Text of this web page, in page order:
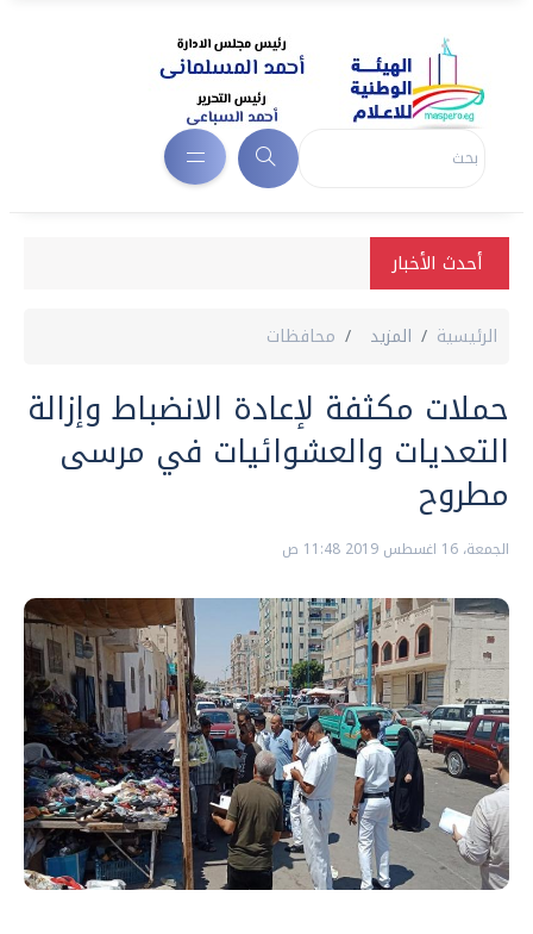
أحدث الأخبار
الرئيسية المزيد محافظات
حملات مكثفة لإعادة الانضباط وإزالة
التعديات والعشوائيات في مرسى
مطروح
الجمعة، 16 اغسطس 2019 11:48 ص